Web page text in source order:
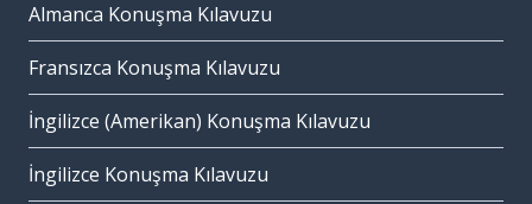
Almanca Konuşma Kılavuzu
Fransızca Konuşma Kılavuzu
İngilizce (Amerikan) Konuşma Kılavuzu
İngilizce Konuşma Kılavuzu